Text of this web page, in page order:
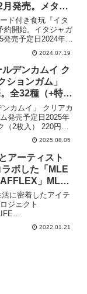
発売。メタリ
30種。
ド付き食玩『イタ
約開始。イタジャガ
発売予定日2024年12
円（税込）1BOX
税込）ラインナッ
カ...
2024.07.19
ルデンカムイ ク
ションガム」
全32種（+特典
カムイ」 クリアカ
発売予定日2025年
（2枚入） 220円
ック入） 3,520円
カード 全32種
ーカーエンス...
2025.08.05
アーティスト
ボした「MLE
」MLE
7月発売。1月
。
に密着したアイテ
ジェクト
MLE）」から、
マン）」と韓国のア
2022.01.21